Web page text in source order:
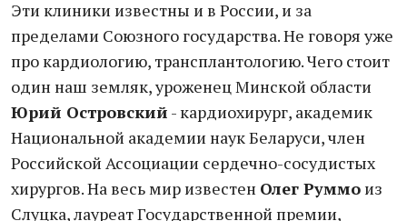
Эти клиники известны и в России, и за
пределами Союзного государства. Не говоря уже
про кардиологию, трансплантологию. Чего стоит
один наш земляк, уроженец Минской области
Юрий Островский - кардиохирург, академик
Национальной академии наук Беларуси, член
Российской Ассоциации сердечно-сосудистых
хирургов. На весь мир известен Олег Руммо из
Слуцка, лауреат Государственной премии,